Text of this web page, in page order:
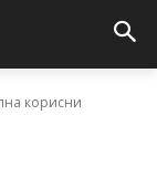
корисни